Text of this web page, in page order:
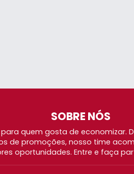
SOBRE NÓS
quem gosta de economizar.
de promoções, nosso time
oportunidades. Entre e faça